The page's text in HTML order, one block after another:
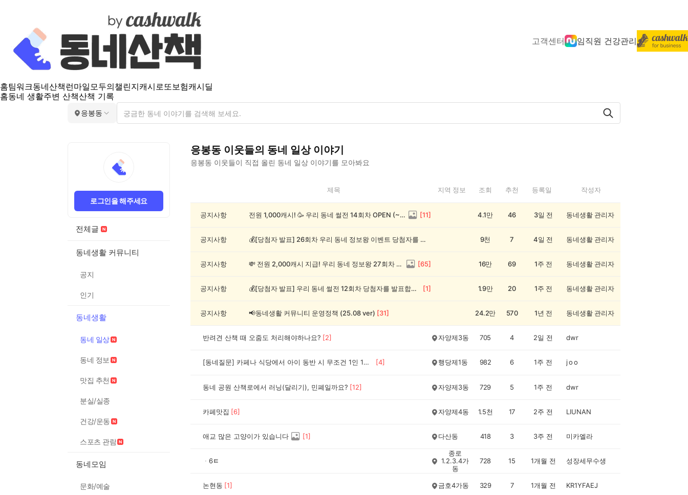
고객센터 임직원 건강관리
홈팀워크동네산책 런마일모두의챌린지캐시로또보험캐시딜
홈동네 생활주변 산책산책 기록
응봉동
로그인을 해주세요
전체글
동네생활 커뮤니티
공지
인기
동네생활
동네 일상
동네 정보
맛집 추천
분실/실종
건강/운동
스포츠 관람
동네모임
문화/예술
응봉동 이웃들의 동네 일상이야기
응봉동 이웃들이 직접 올린 동네 일상 이야기를 모아봐요
동
제목 지역 정보 조회 추천 등록일 작성자
공지사항 전원 1,000캐시! 🥳 우리 동네 썰전 14회차 OPEN (~8/17) [11] 4.1만 46 3일 전 동네생활 관리자
공지사항 💰[당첨자 발표] 26회차 우리 동네 정보왕 이벤트 당첨자를 발표합니다! 9천 7 4일 전 동네생활 관리자
공지사항 💸 전원 2,000캐시 지급! 우리 동네 정보왕 27회차 (~8/10) [65] 16만 69 1주 전 동네생활 관리자
공지사항 💰[당첨자 발표] 우리 동네 썰전 12회차 당첨자를 발표합니다! [1] 1.9만 20 1주 전 동네생활 관리자
공지사항 📢동네생활 커뮤니티 운영정책 (25.08 ver) [31] 24.2만 570 1년 전 동네생활 관리자
반려견 산책 때 오줌도 처리해야하나요? [2] 자양제3동 705 4 2일 전 dwr
[동네질문] 카페나 식당에서 아이 동반 시 무조건 1인 1메뉴, 이건 문제다 vs 괜찮다? [4] 행당제1동 982 6 1주 전 j o o
동네 공원 산책로에서 러닝(달리기), 민폐일까요? [12] 자양제3동 729 5 1주 전 dwr
카페맛집 [6] 자양제4동 1.5천 17 2주 전 LIUNAN
애교 많은 고양이가 있습니다 [1] 다산동 418 3 3주 전 미카엘라
ᆞ6ㅌ
종로
1.2.3.4가
동
728 15 1개월 전 성장세무수생
논현동 [1] 금호4가동 329 7 1개월 전 KR1YFAEJ